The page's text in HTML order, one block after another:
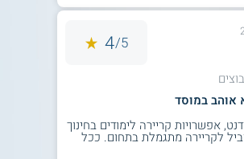
5/
4
במוסד
אפשרויות קריירה לימודים בחינוך
לקריירה מתגמלת בתחום. ככל